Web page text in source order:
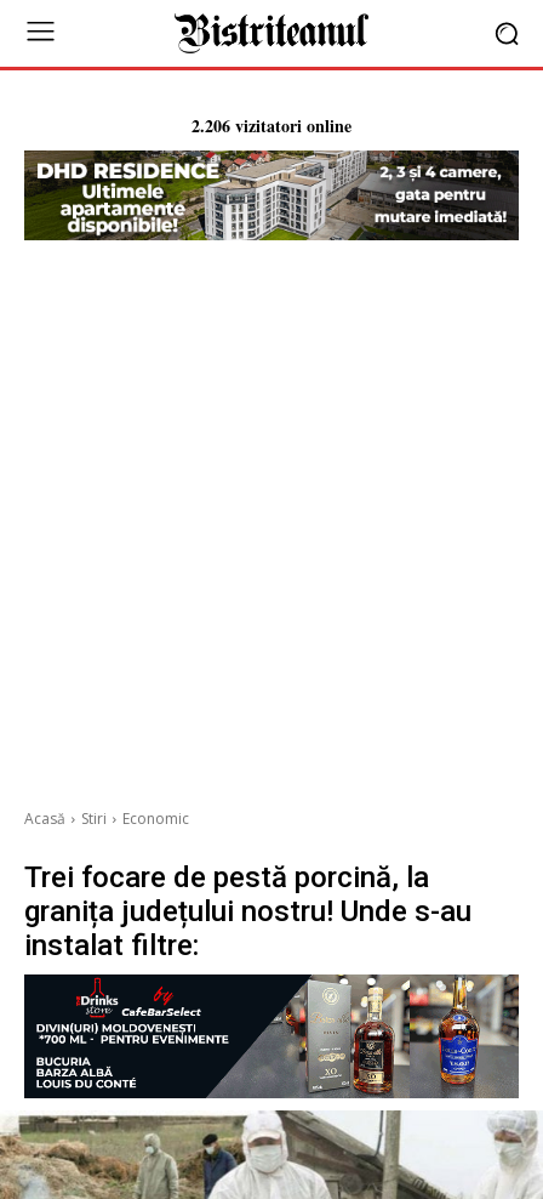
2.206 vizitatori online
Acasă Stiri Economic
Trei focare de pestă porcină, la
granița județului nostru! Unde s-au
instalat filtre: